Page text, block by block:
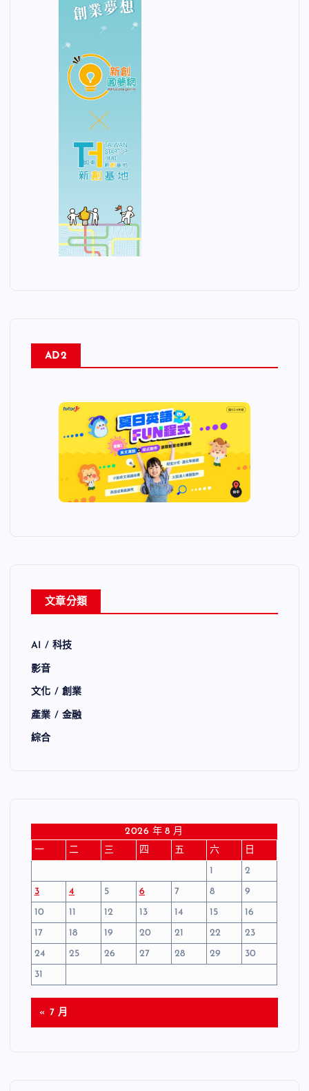
AD2
文章分類
AI / 科技
影音
文化 / 創業
產業 / 金融
綜合
2026 年 8 月
一
二 三 四 五 六
日
1
2
3
4 5 6 7 8
9
10
11 12 13 14 15
16
17
18 19 20 21 22
23
24
25 26 27 28 29
30
31
« 7 月